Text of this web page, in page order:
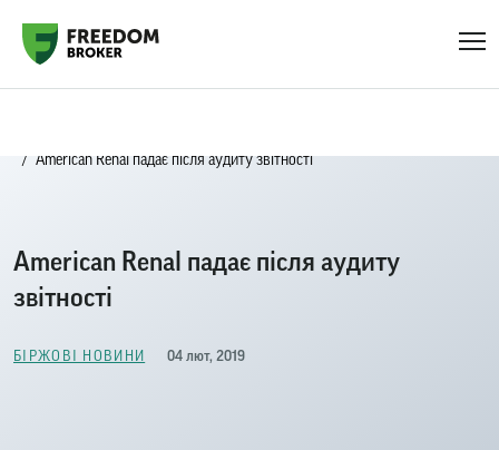
American Renal падає після аудиту звітності
American Renal падає після аудиту
звітності
БІРЖОВІ НОВИНИ 04 лют, 2019